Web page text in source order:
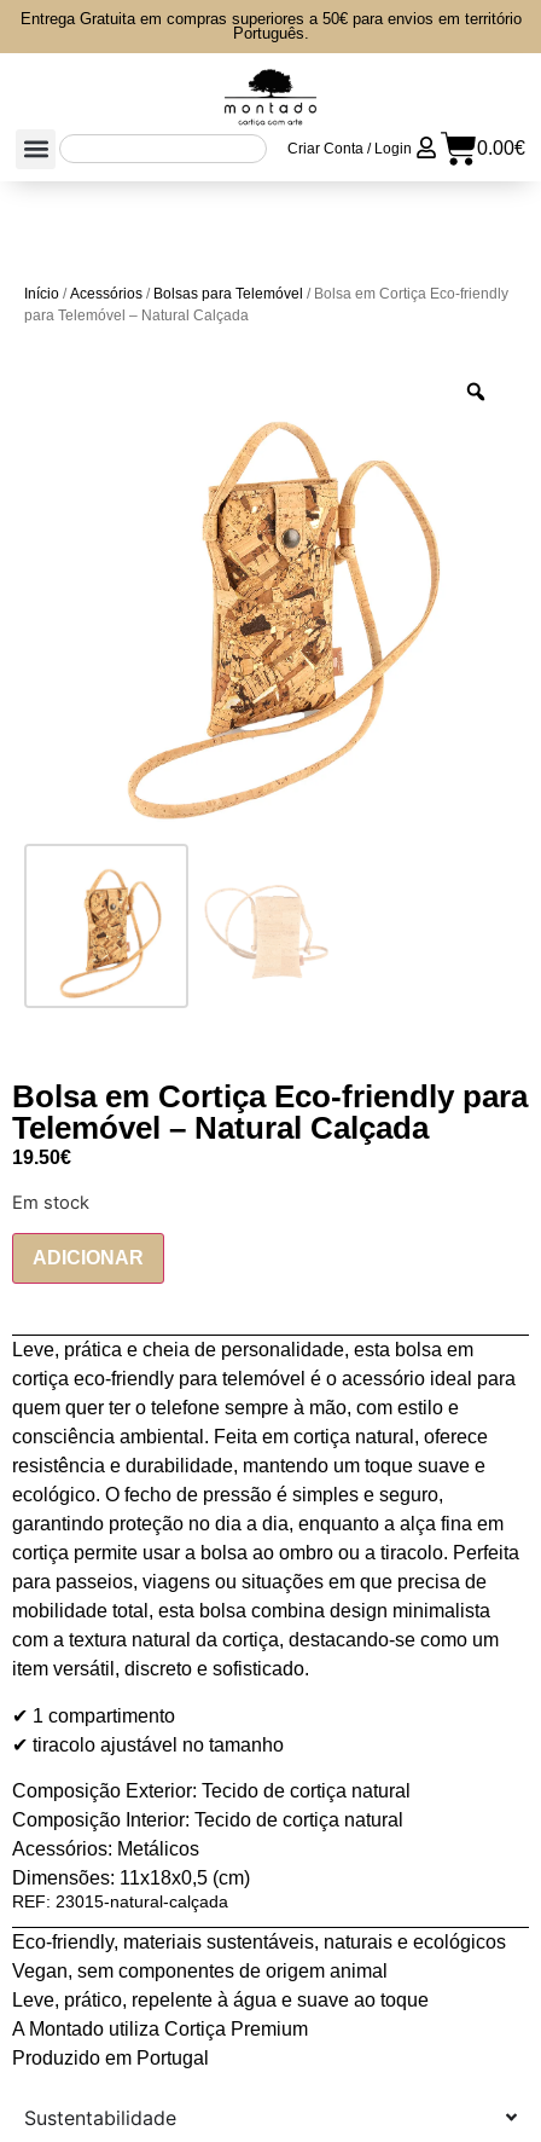
Entrega Gratuita em compras superiores a 50€ para envios em território
Português.
0.00€
Criar Conta / Login
Início /Acessórios / Bolsas para Telemóvel / Bolsa em Cortiça Eco-friendly
para Telemóvel – Natural Calçada
Bolsa em Cortiça Eco-friendly para
Telemóvel – Natural Calçada
19.50€
Em stock
ADICIONAR
Leve, prática e cheia de personalidade, esta bolsa em
cortiça eco-friendly para telemóvel é o acessório ideal para
quem quer ter o telefone sempre à mão, com estilo e
consciência ambiental. Feita em cortiça natural, oferece
resistência e durabilidade, mantendo um toque suave e
ecológico. O fecho de pressão é simples e seguro,
garantindo proteção no dia a dia, enquanto a alça fina em
cortiça permite usar a bolsa ao ombro ou a tiracolo. Perfeita
para passeios, viagens ou situações em que precisa de
mobilidade total, esta bolsa combina design minimalista
com a textura natural da cortiça, destacando‑se como um
item versátil, discreto e sofisticado.
✔ 1 compartimento
✔ tiracolo ajustável no tamanho
Composição Exterior: Tecido de cortiça natural
Composição Interior: Tecido de cortiça natural
Acessórios: Metálicos
Dimensões: 11x18x0,5 (cm)
REF: 23015-natural-calçada
Eco-friendly, materiais sustentáveis, naturais e ecológicos
Vegan, sem componentes de origem animal
Leve, prático, repelente à água e suave ao toque
A Montado utiliza Cortiça Premium
Produzido em Portugal
Sustentabilidade